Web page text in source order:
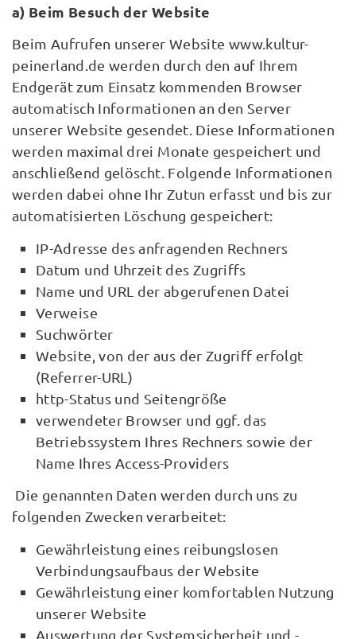
a) Beim Besuch der Website
Beim Aufrufen unserer Website www.kultur-
peinerland.de werden durch den auf Ihrem
Endgerät zum Einsatz kommenden Browser
automatisch Informationen an den Server
unserer Website gesendet. Diese Informationen
werden maximal drei Monate gespeichert und
anschließend gelöscht. Folgende Informationen
werden dabei ohne Ihr Zutun erfasst und bis zur
automatisierten Löschung gespeichert:
IP-Adresse des anfragenden Rechners
Datum und Uhrzeit des Zugriffs
Name und URL der abgerufenen Datei
Verweise
Suchwörter
Website, von der aus der Zugriff erfolgt
(Referrer-URL)
http-Status und Seitengröße
verwendeter Browser und ggf. das
Betriebssystem Ihres Rechners sowie der
Name Ihres Access-Providers
Die genannten Daten werden durch uns zu
folgenden Zwecken verarbeitet:
Gewährleistung eines reibungslosen
Verbindungsaufbaus der Website
Gewährleistung einer komfortablen Nutzung
unserer Website
Auswertung der Systemsicherheit und -